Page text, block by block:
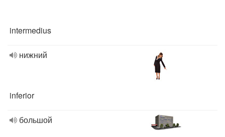
intermedius
нижний
inferior
большой